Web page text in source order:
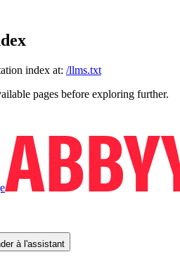
index at: /llms.txt
pages before exploring further.
à l'assistant